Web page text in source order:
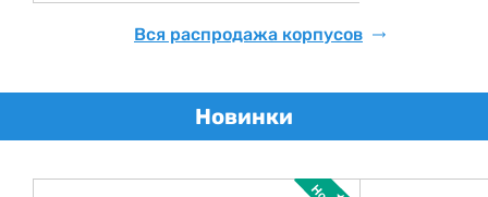
Вся распродажа корпусов
Новинки